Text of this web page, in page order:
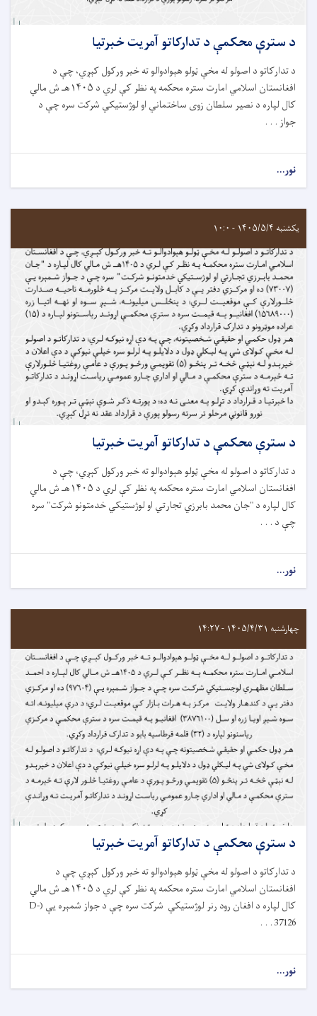
د سترې محکمې د تدارکاتو آمريت خبرتيا
د تدارکاتو د اصولو له مخې ټولو هېوادوالو ته خبر ورکول کېږي، چې د
افغانستان اسلامي امارت ستره محکمه په نظر کې لري د ۱۴۰۵هـ ش مالي
کال لپاره د نصیر سلطان زوی ساختماني او لوژستیکي شرکت سره چې د
جواز . . .
نور...
یکشنبه ۱۴۰۵/۵/۴ - ۱۰:۰
د سترې محکمې د تدارکاتو آمريت خبرتيا
د تدارکاتو د اصولو له مخې ټولو هېوادوالو ته خبر ورکول کېږي، چې د
افغانستان اسلامي امارت ستره محکمه په نظر کې لري د ۱۴۰۵هـ ش مالي
کال لپاره د "جان محمد بابرزي تجارتي او لوژستیکي خدمتونو شرکت" سره
چې د . . .
نور...
چهارشنبه ۱۴۰۵/۴/۳۱ - ۱۴:۲۷
د سترې محکمې د تدارکاتو آمريت خبرتیا
د تدارکاتو د اصولو له مخې ټولو هېوادوالو ته خبر ورکول کېږي چې د
افغانستان اسلامي امارت ستره محکمه په نظر کې لري د ۱۴۰۵هـ ش مالي
کال لپاره د افغان رود رنر لوژستیکي شرکت سره چې د جواز شمېره یې (D-
37126 . . .
نور...